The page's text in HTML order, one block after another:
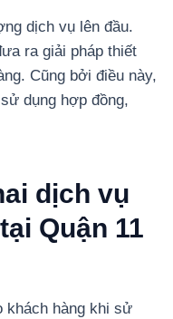
dịch vụ lên đầu.
ra giải pháp thiết
Cũng bởi điều này,
dụng hợp đồng,
dịch vụ
Quận 11
khách hàng khi sử